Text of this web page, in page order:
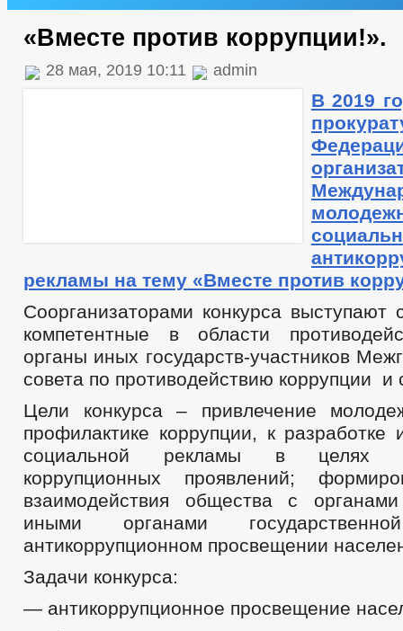
«Вместе против коррупции!».
28 мая, 2019 10:11 admin
В 2019
рекламы на тему «Вместе против
Соорганизаторами конкурса выступают
компетентные в области
органы иных государств-участников
совета по противодействию коррупции
Цели конкурса – привлечение
профилактике коррупции, к разработке
социальной рекламы в целях
коррупционных проявлений;
взаимодействия общества с
иными органами
антикоррупционном просвещении
Задачи конкурса:
— антикоррупционное просвещение